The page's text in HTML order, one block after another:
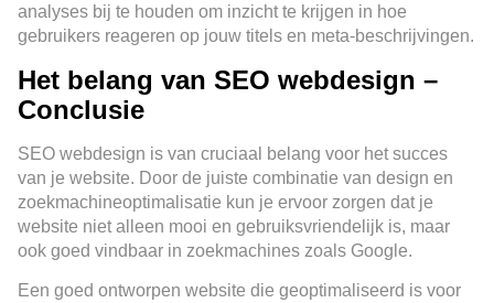
analyses bij te houden om inzicht te krijgen in hoe
gebruikers reageren op jouw titels en meta-beschrijvingen.
Het belang van SEO webdesign –
Conclusie
SEO webdesign is van cruciaal belang voor het succes
van je website. Door de juiste combinatie van design en
zoekmachineoptimalisatie kun je ervoor zorgen dat je
website niet alleen mooi en gebruiksvriendelijk is, maar
ook goed vindbaar in zoekmachines zoals Google.
Een goed ontworpen website die geoptimaliseerd is voor